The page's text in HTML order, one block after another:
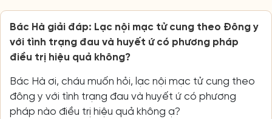
Bác Hà giải đáp: Lạc nội mạc tử cung theo Đông y
với tình trạng đau và huyết ứ có phương pháp
điều trị hiệu quả không?
Bác Hà ơi, cháu muốn hỏi, lạc nội mạc tử cung theo
đông y với tình trạng đau và huyết ứ có phương
pháp nào điều trị hiệu quả không ạ?